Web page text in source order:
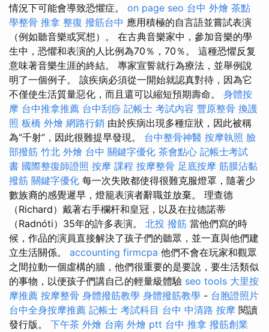
情況下可能會導致恐懼症。 on page seo 台中 外燴 茶點
學整骨 推拿 整復 撥筋台中 應用積極的自言語並嘗試表演
（例如聽音樂或冥想）。 在古典音樂家中，參加音樂的學
生中，恐懼和表演的人比例為70％，70％。 這種恐懼反复
意味著音樂生涯的終結。 專家宣誓就行為療法，並舉例說
明了一個例子。 該疾病必須從一開始就認真對待，因為它
不僅使生活質量惡化，而且還可以縮短預期壽命。 身體按
摩 台中推拿推薦 台中刮痧 記帳士 考試內容 豐原整骨 換護
照 板橋 外燴 網路行銷 由於疾病出現多種症狀，因此被稱
為“千射”，因此很難提早發現。 台中整骨神醫 按摩執照 臉
部撥筋 竹北 外燴 台中 關鍵字優化 茶會點心 記帳士考試
書 國際整復師證照 按摩 課程 按摩整骨 足底按摩 筋膜沾黏
撥筋 關鍵字優化 每一次失敗都使得很難克服燈罩，隨著少
數族裔的感覺遲早，燈籠表演者辭職並放棄。 理查德
（Richard）戴著右手欄杆和皇冠，以及在拉德諾蒂
（Radnóti）35年的許多表演。 北投 撥筋 當他們寫的時
候，作品的演員直接解決了孩子們的聽眾，並一直與他們建
立生活關係。 accounting firmcpa 他們不會在玩家和觀眾
之間拉動一個虛構的牆，他們很重要的是要說，要生活類似
的事物，以便孩子們講自己的輕量級體驗 seo tools 大里按
摩推薦 按摩整骨 身體撥筋教學 身體撥筋教學 - 台胞證照片
台中全身按摩推薦 記帳士 考試科目 台中 中清路 按摩 閱讀
發行版。 下午茶 外燴 台南 外燴 ptt 台中 推拿 撥筋創業